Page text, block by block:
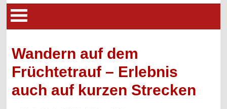
Wandern auf dem
Früchtetrauf – Erlebnis
auch auf kurzen Strecken